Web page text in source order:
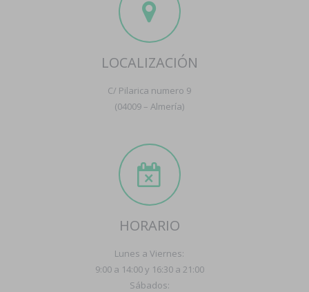
LOCALIZACIÓN
C/ Pilarica numero 9
(04009 – Almería)
HORARIO
Lunes a Viernes:
9:00 a 14:00 y 16:30 a 21:00
Sábados: